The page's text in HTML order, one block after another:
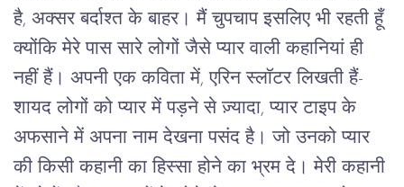
है, अक्सर बर्दाश्त के बाहर। मैं चुपचाप इसलिए भी रहती हूँ
क्योंकि मेरे पास सारे लोगों जैसे प्यार वाली कहानियां ही
नहीं हैं। अपनी एक कविता में, एरिन स्लॉटर लिखती हैं-
शायद लोगों को प्यार में पड़ने से ज़्यादा, प्यार टाइप के
अफसाने में अपना नाम देखना पसंद है। जो उनको प्यार
की किसी कहानी का हिस्सा होने का भ्रम दे। मेरी कहानी